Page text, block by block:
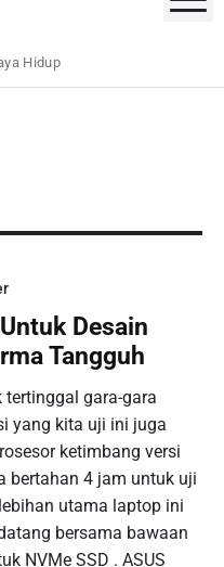
Hidup
Desain
Tangguh
gara-gara
yang kita uji ini juga
ketimbang versi
bertahan 4 jam untuk uji
utama laptop ini
bersama bawaan
NVMe SSD . ASUS